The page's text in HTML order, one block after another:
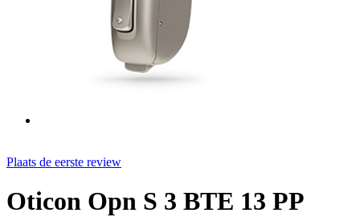
Plaats de eerste review
Oticon Opn S 3 BTE 13 PP